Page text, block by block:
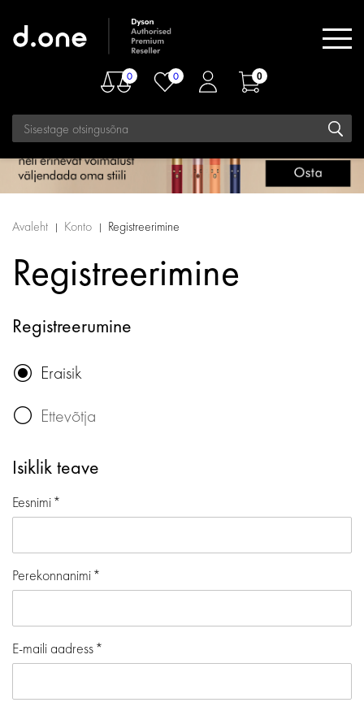
0 0 0
Avaleht Konto Registreerimine
Registreerimine
Registreerumine
Eraisik
Ettevõtja
Isiklik teave
Eesnimi
Perekonnanimi
E-maili aadress